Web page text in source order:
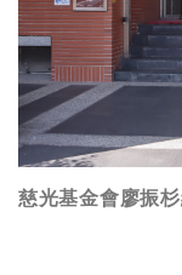
慈光基金會廖振